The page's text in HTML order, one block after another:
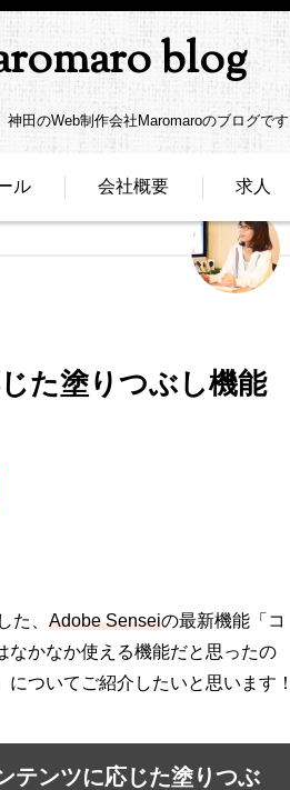
blog
神田のWeb制作会社Maromaroのブログです
ル 会社概要 求人
た塗りつぶし機能
た、 Adobe Senseiの最新機能「コ
なかなか使える機能だと思ったの
ついてご紹介したいと思います！
テンツに応じた塗りつぶ